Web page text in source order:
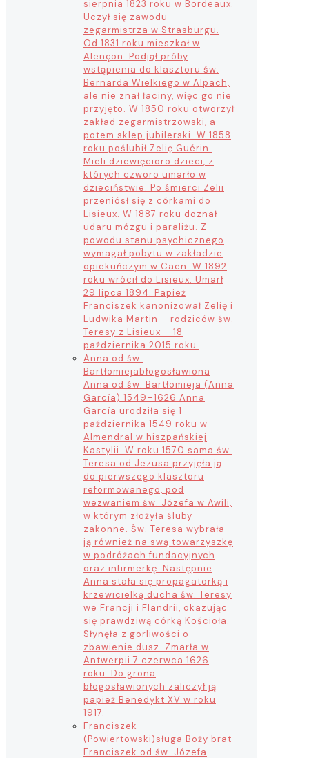
sierpnia 1823 roku w Bordeaux.
Uczył się zawodu
zegarmistrza w Strasburgu.
Od 1831 roku mieszkał w
Alençon. Podjął próby
wstąpienia do klasztoru św.
Bernarda Wielkiego w Alpach,
ale nie znał łaciny, więc go nie
przyjęto. W 1850 roku otworzył
zakład zegarmistrzowski, a
potem sklep jubilerski. W 1858
roku poślubił Zelię Guérin.
Mieli dziewięcioro dzieci, z
których czworo umarło w
dzieciństwie. Po śmierci Zelii
przeniósł się z córkami do
Lisieux. W 1887 roku doznał
udaru mózgu i paraliżu. Z
powodu stanu psychicznego
wymagał pobytu w zakładzie
opiekuńczym w Caen. W 1892
roku wrócił do Lisieux. Umarł
29 lipca 1894. Papież
Franciszek kanonizował Zelię i
Ludwika Martin – rodziców św.
Teresy z Lisieux – 18
października 2015 roku.
Anna od św.
Bartłomiejabłogosławiona
Anna od św. Bartłomieja (Anna
García) 1549–1626 Anna
García urodziła się 1
października 1549 roku w
Almendral w hiszpańskiej
Kastylii. W roku 1570 sama św.
Teresa od Jezusa przyjęła ją
do pierwszego klasztoru
reformowanego, pod
wezwaniem św. Józefa w Awili,
w którym złożyła śluby
zakonne. Św. Teresa wybrała
ją również na swą towarzyszkę
w podróżach fundacyjnych
oraz infirmerkę. Następnie
Anna stała się propagatorką i
krzewicielką ducha św. Teresy
we Francji i Flandrii, okazując
się prawdziwą córką Kościoła.
Słynęła z gorliwości o
zbawienie dusz. Zmarła w
Antwerpii 7 czerwca 1626
roku. Do grona
błogosławionych zaliczył ją
papież Benedykt XV w roku
1917.
Franciszek
(Powiertowski)sługa Boży brat
Franciszek od św. Józefa